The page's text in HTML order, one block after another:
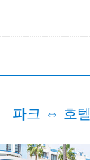
파크 ⇔ 호텔